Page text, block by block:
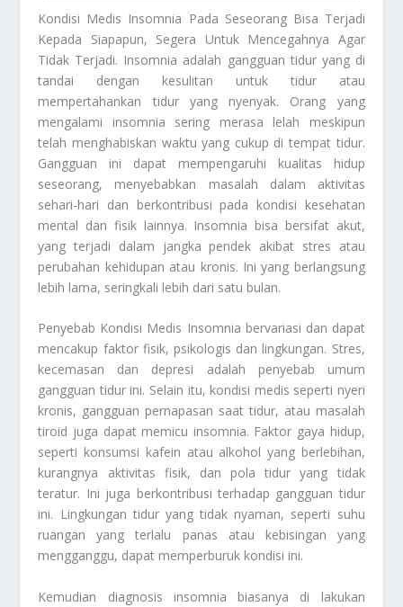
Kondisi Medis Insomnia Pada Seseorang Bisa Terjadi
Kepada Siapapun, Segera Untuk Mencegahnya Agar
Tidak Terjadi. Insomnia adalah gangguan tidur yang di
tandai dengan kesulitan untuk tidur atau
mempertahankan tidur yang nyenyak. Orang yang
mengalami insomnia sering merasa lelah meskipun
telah menghabiskan waktu yang cukup di tempat tidur.
Gangguan ini dapat mempengaruhi kualitas hidup
seseorang, menyebabkan masalah dalam aktivitas
sehari-hari dan berkontribusi pada kondisi kesehatan
mental dan fisik lainnya. Insomnia bisa bersifat akut,
yang terjadi dalam jangka pendek akibat stres atau
perubahan kehidupan atau kronis. Ini yang berlangsung
lebih lama, seringkali lebih dari satu bulan.
Penyebab Kondisi Medis Insomnia bervariasi dan dapat
mencakup faktor fisik, psikologis dan lingkungan. Stres,
kecemasan dan depresi adalah penyebab umum
gangguan tidur ini. Selain itu, kondisi medis seperti nyeri
kronis, gangguan pernapasan saat tidur, atau masalah
tiroid juga dapat memicu insomnia. Faktor gaya hidup,
seperti konsumsi kafein atau alkohol yang berlebihan,
kurangnya aktivitas fisik, dan pola tidur yang tidak
teratur. Ini juga berkontribusi terhadap gangguan tidur
ini. Lingkungan tidur yang tidak nyaman, seperti suhu
ruangan yang terlalu panas atau kebisingan yang
mengganggu, dapat memperburuk kondisi ini.
Kemudian diagnosis insomnia biasanya di lakukan